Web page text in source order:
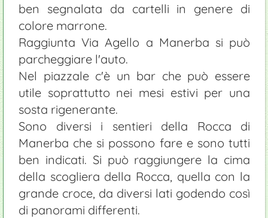
ben segnalata da cartelli in genere di
colore marrone.
Raggiunta Via Agello a Manerba si può
parcheggiare l'auto.
Nel piazzale c'è un bar che può essere
utile soprattutto nei mesi estivi per una
sosta rigenerante.
Sono diversi i sentieri della Rocca di
Manerba che si possono fare e sono tutti
ben indicati. Si può raggiungere la cima
della scogliera della Rocca, quella con la
grande croce, da diversi lati godendo così
di panorami differenti.